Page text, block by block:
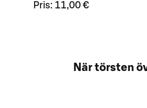
Pris: 11,00 €
När törsten